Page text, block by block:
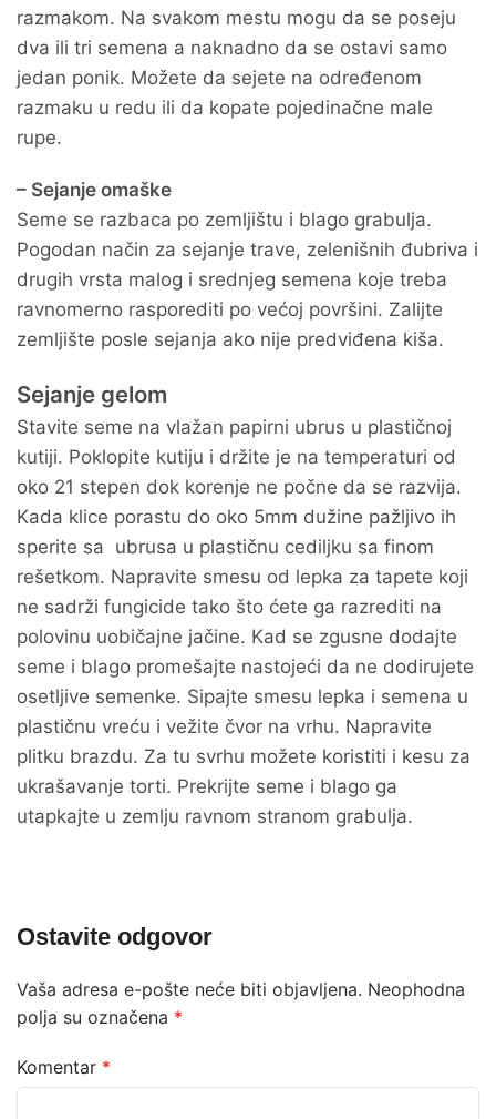
razmakom. Na svakom mestu mogu da se poseju
dva ili tri semena a naknadno da se ostavi samo
jedan ponik. Možete da sejete na određenom
razmaku u redu ili da kopate pojedinačne male
rupe.
– Sejanje omaške
Seme se razbaca po zemljištu i blago grabulja.
Pogodan način za sejanje trave, zelenišnih đubriva i
drugih vrsta malog i srednjeg semena koje treba
ravnomerno rasporediti po većoj površini. Zalijte
zemljište posle sejanja ako nije predviđena kiša.
Sejanje gelom
Stavite seme na vlažan papirni ubrus u plastičnoj
kutiji. Poklopite kutiju i držite je na temperaturi od
oko 21 stepen dok korenje ne počne da se razvija.
Kada klice porastu do oko 5mm dužine pažljivo ih
sperite sa ubrusa u plastičnu cediljku sa finom
rešetkom. Napravite smesu od lepka za tapete koji
ne sadrži fungicide tako što ćete ga razrediti na
polovinu uobičajne jačine. Kad se zgusne dodajte
seme i blago promešajte nastojeći da ne dodirujete
osetljive semenke. Sipajte smesu lepka i semena u
plastičnu vreću i vežite čvor na vrhu. Napravite
plitku brazdu. Za tu svrhu možete koristiti i kesu za
ukrašavanje torti. Prekrijte seme i blago ga
utapkajte u zemlju ravnom stranom grabulja.
Ostavite odgovor
Vaša adresa e-pošte neće biti objavljena. Neophodna
polja su označena *
Komentar *